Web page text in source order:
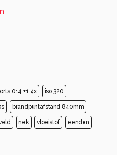
014 +1.4x iso 320
brandpuntafstand 840mm
nek vloeistof eenden